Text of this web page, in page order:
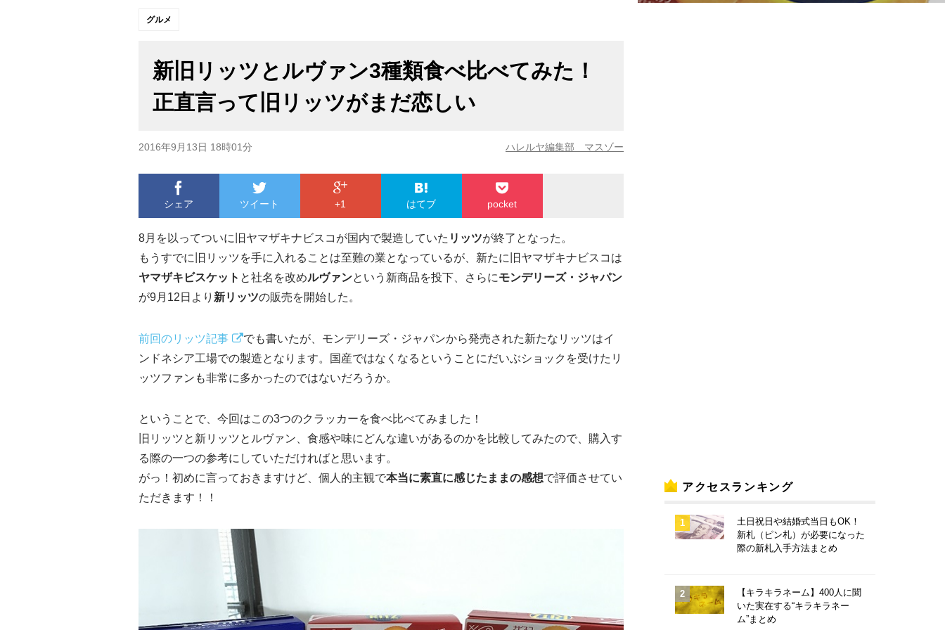
グルメ
新旧リッツとルヴァン3種類食べ比べてみた！
正直言って旧リッツがまだ恋しい
2016年9月13日 18時01分 ハレルヤ編集部 マスゾー
シェア ツイート +1 はてブ pocket
8月を以ってついに旧ヤマザキナビスコが国内で製造していた リッツが終了となった。
もうすでに旧リッツを手に入れることは至難の業となっているが、新たに旧ヤマザキナビスコは
ヤマザキビスケット と社名を改めルヴァンという新商品を投下、さらにモンデリーズ・ジャパン
が9月12日より 新リッツの販売を開始した。
前回のリッツ記事
でも書いたが、モンデリーズ・ジャパンから発売された新たなリッツはイ
ンドネシア工場での製造となります。国産ではなくなるということにだいぶショックを受けたリ
ッツファンも非常に多かったのではないだろうか。
ということで、今回はこの3つのクラッカーを食べ比べてみました！
旧リッツと新リッツとルヴァン、食感や味にどんな違いがあるのかを比較してみたので、購入す
る際の一つの参考にしていただければと思います。
がっ！初めに言っておきますけど、個人的主観で本当に素直に感じたままの感想で評価させてい
ただきます！！
アクセスランキング
土日祝日や結婚式当日もOK！
新札（ピン札）が必要になった
際の新札入手方法まとめ
【キラキラネーム】400人に聞
いた実在する“キラキラネー
ム”まとめ